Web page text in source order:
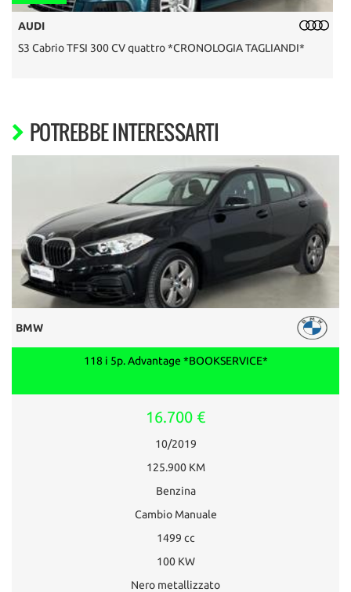
AUDI
S3 Cabrio TFSI 300 CV quattro *CRONOLOGIA TAGLIANDI*
POTREBBE INTERESSARTI
BMW
118 i 5p. Advantage *BOOKSERVICE*
16.700 €
10/2019
125.900 KM
Benzina
Cambio Manuale
1499 cc
100 KW
Nero metallizzato